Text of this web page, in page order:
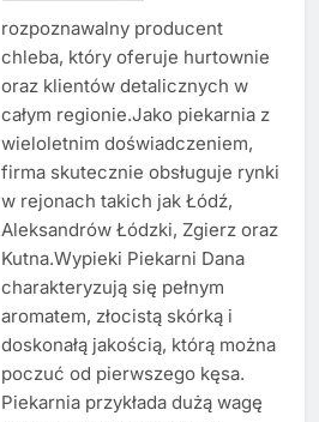
rozpoznawalny producent
chleba, który oferuje hurtownie
oraz klientów detalicznych w
całym regionie.Jako piekarnia z
wieloletnim doświadczeniem,
firma skutecznie obsługuje rynki
w rejonach takich jak Łódź,
Aleksandrów Łódzki, Zgierz oraz
Kutna.Wypieki Piekarni Dana
charakteryzują się pełnym
aromatem, złocistą skórką i
doskonałą jakością, którą można
poczuć od pierwszego kęsa.
Piekarnia przykłada dużą wagę